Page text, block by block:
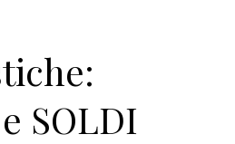
SOLDI